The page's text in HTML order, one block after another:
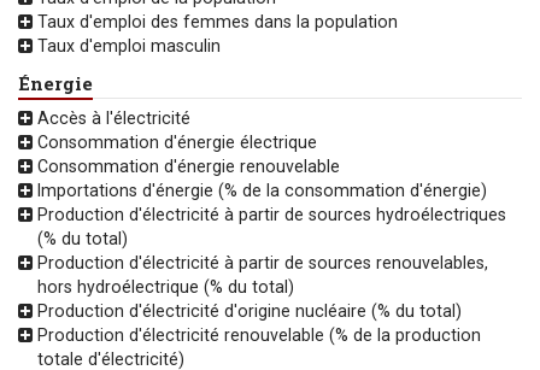
Taux d'emploi des femmes dans la population
Taux d'emploi masculin
Énergie
Accès à l'électricité
Consommation d'énergie électrique
Consommation d'énergie renouvelable
Importations d'énergie (% de la consommation d'énergie)
Production d'électricité à partir de sources hydroélectriques
(% du total)
Production d'électricité à partir de sources renouvelables,
hors hydroélectrique (% du total)
Production d'électricité d'origine nucléaire (% du total)
Production d'électricité renouvelable (% de la production
totale d'électricité)